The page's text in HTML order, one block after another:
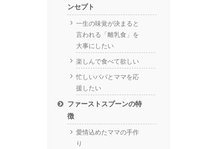
ンセプト
一生の味覚が決まると
言われる「離乳食」を
大事にしたい
楽しんで食べて欲しい
忙しいパパとママを応
援したい
ファーストスプーンの特
徴
愛情込めたママの手作
り